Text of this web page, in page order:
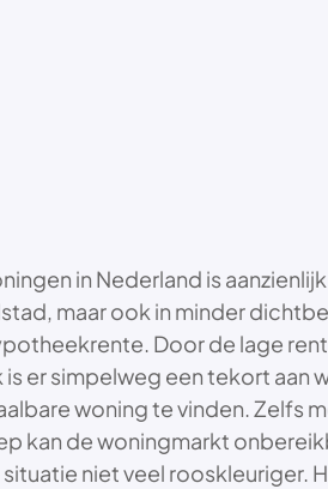
in Nederland is
maar ook in minder
Door de lage
er simpelweg een tekort
woning te vinden. Zelfs
kan de woningmarkt
niet veel rooskleuriger.